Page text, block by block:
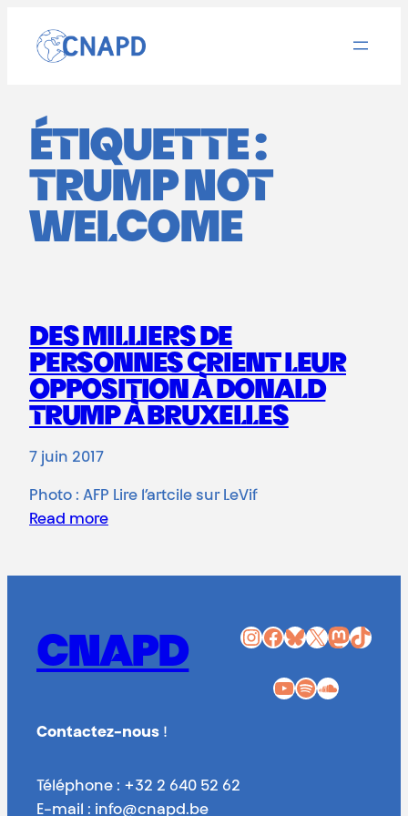
contenu
ÉTIQUETTE :
TRUMP NOT
WELCOME
DES MILLIERS DE
PERSONNES CRIENT LEUR
OPPOSITION À DONALD
TRUMP À BRUXELLES
7 juin 2017
Photo : AFP Lire l’artcile sur LeVif
Read more
CNAPD InstagramFacebook Bluesky X Mastodon TikTok
YouTube Spotify SoundCloud
Contactez-nous !
Téléphone : +32 2 640 52 62
E-mail : info@cnapd.be